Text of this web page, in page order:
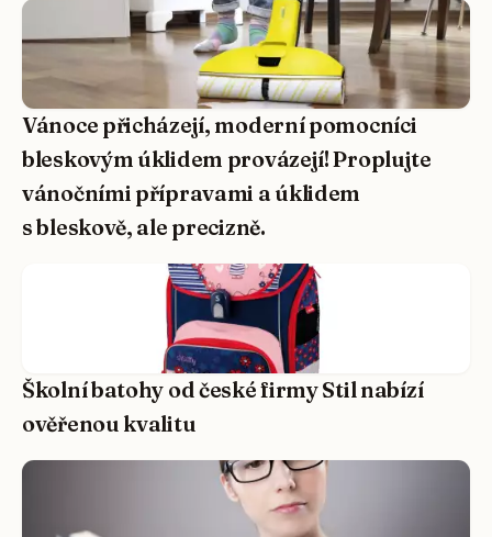
Vánoce přicházejí, moderní pomocníci
bleskovým úklidem provázejí! Proplujte
vánočními přípravami a úklidem
s bleskově, ale precizně.
Školní batohy od české firmy Stil nabízí
ověřenou kvalitu